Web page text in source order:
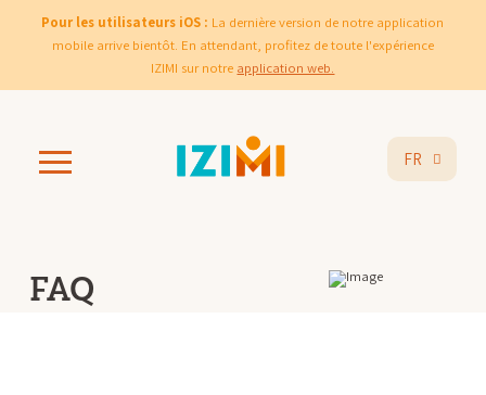
Pour les utilisateurs iOS : La dernière version de notre application
mobile arrive bientôt. En attendant, profitez de toute l'expérience
IZIMI sur notre application web.
FR
FAQ